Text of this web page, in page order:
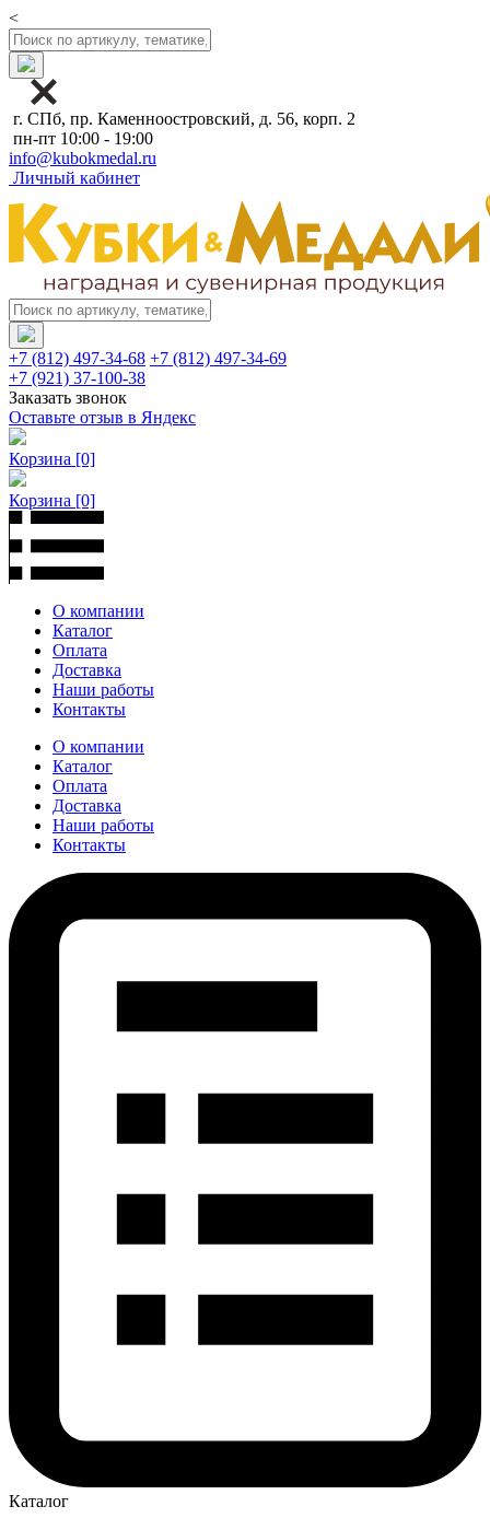
<
г. СПб, пр. Каменноостровский, д. 56, корп. 2
пн-пт 10:00 - 19:00
info@kubokmedal.ru
Личный кабинет
+7 (812) 497-34-68 +7 (812) 497-34-69
+7 (921) 37-100-38
Заказать звонок
Оставьте отзыв в Яндекс
Корзина [0]
Корзина [0]
О компании
Каталог
Оплата
Доставка
Наши работы
Контакты
О компании
Каталог
Оплата
Доставка
Наши работы
Контакты
Каталог